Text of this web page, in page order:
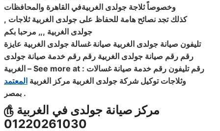
وخصوصاً ثلاجة جولدى الغربيةفي القاهرة والمحافظات
, كذلك تجد نصائح هامة للحفاظ على جولدى الغربية ثلاجات
جولدى الغربية ,,, مرحبا بكم
تليفون صيانة جولدى الغربية صيانة غسالة جولدى الغربية عايزة
رقم رقم صيانة جولدى الغربية رقم رقم خدمة صيانة جولدى
– See more at : رقم تليفون رقم خدمة صيانة غسالات
وثلاجات توكيل شركة جولدى الغربية مركز الغربية المعتمد
بمصر .
مركز صيانة جولدى في الغربية ௹
01220261030